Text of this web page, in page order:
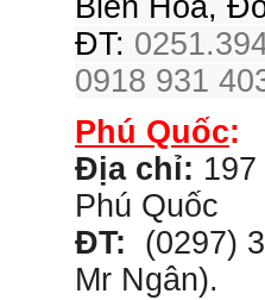
Biên Hòa,
ĐT:
0918 931
Phú Quốc:
Địa chỉ:
Phú Quốc
ĐT:
(0297)
Mr Ngân).